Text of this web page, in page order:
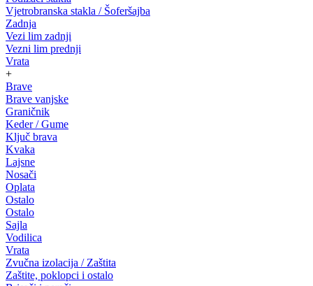
Vjetrobranska stakla / Šoferšajba
Zadnja
Vezi lim zadnji
Vezni lim prednji
Vrata
+
Brave
Brave vanjske
Graničnik
Keder / Gume
Ključ brava
Kvaka
Lajsne
Nosači
Oplata
Ostalo
Ostalo
Sajla
Vodilica
Vrata
Zvučna izolacija / Zaštita
Zaštite, poklopci i ostalo